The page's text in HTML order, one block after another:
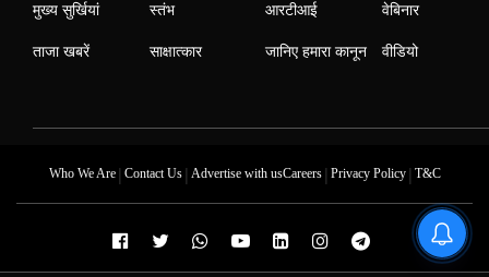
मुख्य सुर्खियां
ताजा खबरें
स्तंभ
साक्षात्कार
आरटीआई
जानिए हमारा कानून
वेबिनार
वीडियो
Who We Are| Contact Us| Advertise with usCareers| Privacy Policy| T&C